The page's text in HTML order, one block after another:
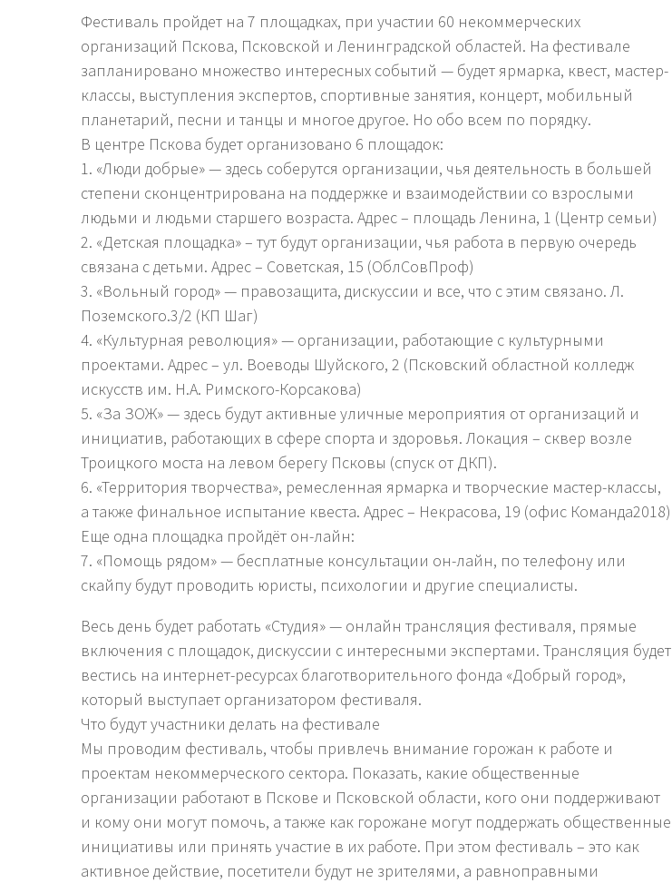
Фестиваль пройдет на 7 площадках, при участии 60 некоммерческих
организаций Пскова, Псковской и Ленинградской областей. На фестивале
запланировано множество интересных событий — будет ярмарка, квест, мастер-
классы, выступления экспертов, спортивные занятия, концерт, мобильный
планетарий, песни и танцы и многое другое. Но обо всем по порядку.
В центре Пскова будет организовано 6 площадок:
1. «Люди добрые» — здесь соберутся организации, чья деятельность в большей
степени сконцентрирована на поддержке и взаимодействии со взрослыми
людьми и людьми старшего возраста. Адрес – площадь Ленина, 1 (Центр семьи)
2. «Детская площадка» – тут будут организации, чья работа в первую очередь
связана с детьми. Адрес – Советская, 15 (ОблСовПроф)
3. «Вольный город» — правозащита, дискуссии и все, что с этим связано. Л.
Поземского.3/2 (КП Шаг)
4. «Культурная революция» — организации, работающие с культурными
проектами. Адрес – ул. Воеводы Шуйского, 2 (Псковский областной колледж
искусств им. Н.А. Римского-Корсакова)
5. «За ЗОЖ» — здесь будут активные уличные мероприятия от организаций и
инициатив, работающих в сфере спорта и здоровья. Локация – сквер возле
Троицкого моста на левом берегу Псковы (спуск от ДКП).
6. «Территория творчества», ремесленная ярмарка и творческие мастер-классы,
а также финальное испытание квеста. Адрес – Некрасова, 19 (офис Команда2018)
Еще одна площадка пройдёт он-лайн:
7. «Помощь рядом» — бесплатные консультации он-лайн, по телефону или
скайпу будут проводить юристы, психологии и другие специалисты.
Весь день будет работать «Студия» — онлайн трансляция фестиваля, прямые
включения с площадок, дискуссии с интересными экспертами. Трансляция будет
вестись на интернет-ресурсах благотворительного фонда «Добрый город»,
который выступает организатором фестиваля.
Что будут участники делать на фестивале
Мы проводим фестиваль, чтобы привлечь внимание горожан к работе и
проектам некоммерческого сектора. Показать, какие общественные
организации работают в Пскове и Псковской области, кого они поддерживают
и кому они могут помочь, а также как горожане могут поддержать общественные
инициативы или принять участие в их работе. При этом фестиваль – это как
активное действие, посетители будут не зрителями, а равноправными